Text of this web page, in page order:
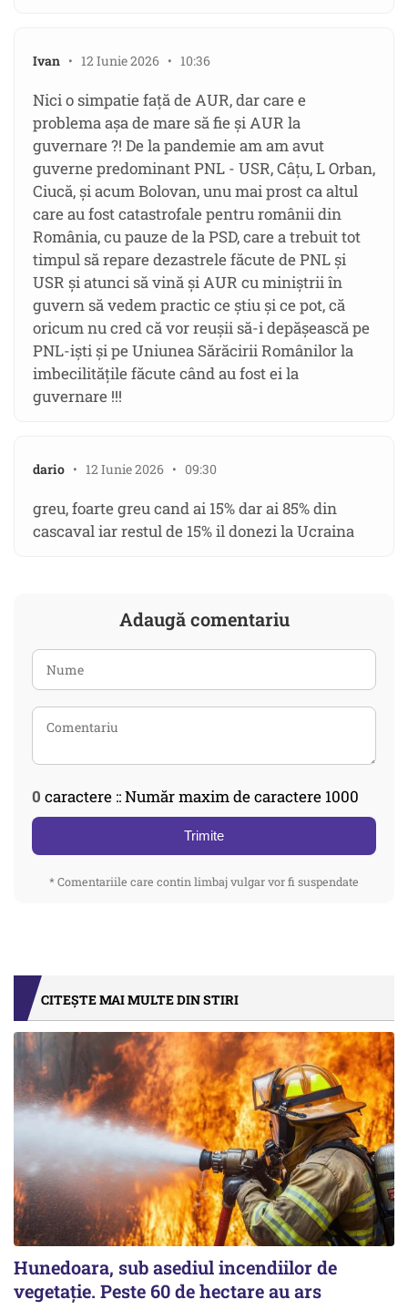
Ivan • 12 Iunie 2026 • 10:36
Nici o simpatie față de AUR, dar care e
problema așa de mare să fie și AUR la
guvernare ?! De la pandemie am am avut
guverne predominant PNL - USR, Câțu, L Orban,
Ciucă, și acum Bolovan, unu mai prost ca altul
care au fost catastrofale pentru românii din
România, cu pauze de la PSD, care a trebuit tot
timpul să repare dezastrele făcute de PNL și
USR și atunci să vină și AUR cu miniștrii în
guvern să vedem practic ce știu și ce pot, că
oricum nu cred că vor reușii să-i depășească pe
PNL-iști și pe Uniunea Sărăcirii Românilor la
imbecilitățile făcute când au fost ei la
guvernare !!!
dario • 12 Iunie 2026 • 09:30
greu, foarte greu cand ai 15% dar ai 85% din
cascaval iar restul de 15% il donezi la Ucraina
Adaugă comentariu
0 caractere :: Număr maxim de caractere 1000
Trimite
* Comentariile care contin limbaj vulgar vor fi suspendate
CITEȘTE MAI MULTE DIN STIRI
Hunedoara, sub asediul incendiilor de
vegetație. Peste 60 de hectare au ars